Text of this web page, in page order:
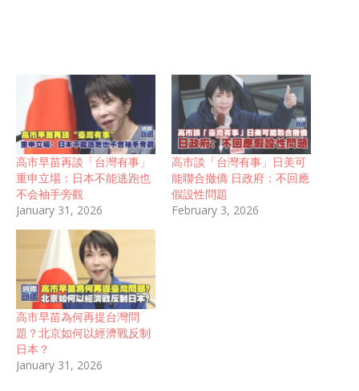
高市早苗再談「台灣有事」
重申立場：日本不能逃跑也
不会袖手旁觀
January 31, 2026
高市談「台灣有事」日美可
能聯合撤僑 日政府：不回應
假設性問題
February 3, 2026
高市早苗為何再提台灣問
題？北京如何以經濟戰反制
日本？
January 31, 2026